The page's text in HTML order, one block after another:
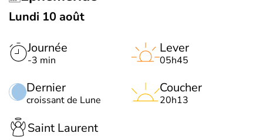
Lundi 10 août
Journée
-3 min
Dernier
croissant de Lune
Lever
05h45
Coucher
20h13
Saint Laurent